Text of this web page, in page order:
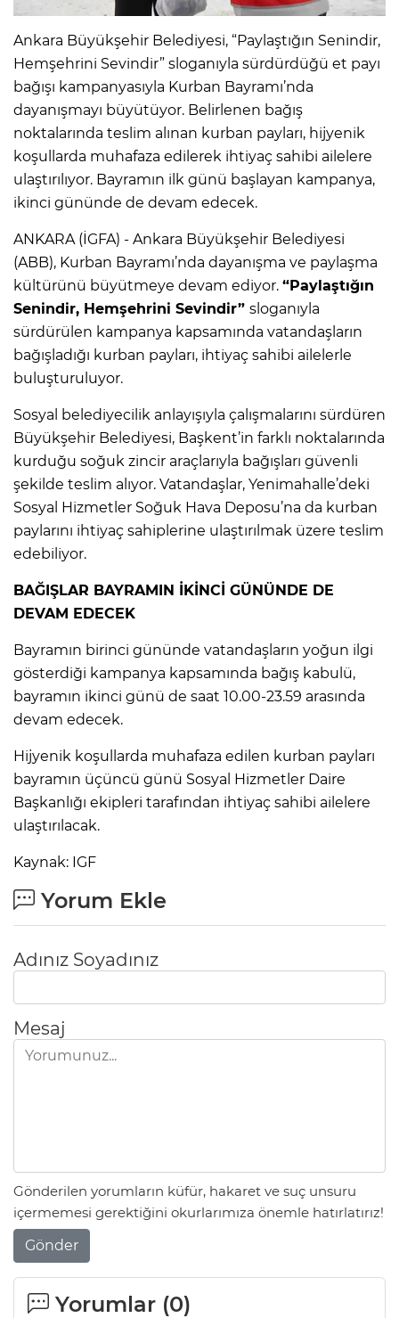
Ankara Büyükşehir Belediyesi, “Paylaştığın Senindir,
Hemşehrini Sevindir” sloganıyla sürdürdüğü et payı
bağışı kampanyasıyla Kurban Bayramı’nda
dayanışmayı büyütüyor. Belirlenen bağış
noktalarında teslim alınan kurban payları, hijyenik
koşullarda muhafaza edilerek ihtiyaç sahibi ailelere
ulaştırılıyor. Bayramın ilk günü başlayan kampanya,
ikinci gününde de devam edecek.
ANKARA (İGFA) - Ankara Büyükşehir Belediyesi
(ABB), Kurban Bayramı’nda dayanışma ve paylaşma
kültürünü büyütmeye devam ediyor. “Paylaştığın
Senindir, Hemşehrini Sevindir” sloganıyla
sürdürülen kampanya kapsamında vatandaşların
bağışladığı kurban payları, ihtiyaç sahibi ailelerle
buluşturuluyor.
Sosyal belediyecilik anlayışıyla çalışmalarını sürdüren
Büyükşehir Belediyesi, Başkent’in farklı noktalarında
kurduğu soğuk zincir araçlarıyla bağışları güvenli
şekilde teslim alıyor. Vatandaşlar, Yenimahalle’deki
Sosyal Hizmetler Soğuk Hava Deposu’na da kurban
paylarını ihtiyaç sahiplerine ulaştırılmak üzere teslim
edebiliyor.
BAĞIŞLAR BAYRAMIN İKİNCİ GÜNÜNDE DE
DEVAM EDECEK
Bayramın birinci gününde vatandaşların yoğun ilgi
gösterdiği kampanya kapsamında bağış kabulü,
bayramın ikinci günü de saat 10.00-23.59 arasında
devam edecek.
Hijyenik koşullarda muhafaza edilen kurban payları
bayramın üçüncü günü Sosyal Hizmetler Daire
Başkanlığı ekipleri tarafından ihtiyaç sahibi ailelere
ulaştırılacak.
Kaynak: IGF
Yorum Ekle
Adınız Soyadınız
Mesaj
Gönderilen yorumların küfür, hakaret ve suç unsuru
içermemesi gerektiğini okurlarımıza önemle hatırlatırız!
Gönder
Yorumlar (0)